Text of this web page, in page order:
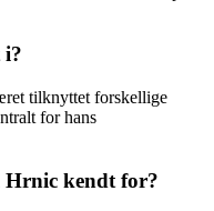
i?
tilknyttet forskellige
for hans
Hrnic kendt for?